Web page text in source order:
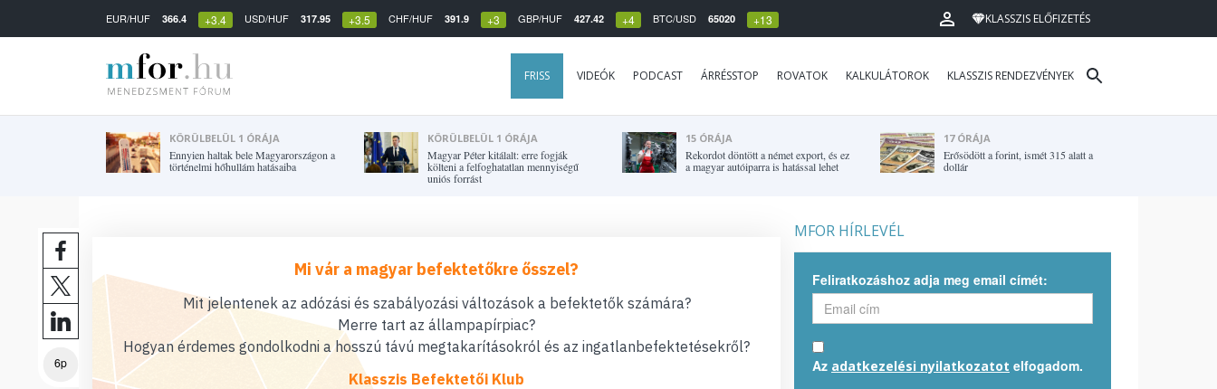
EUR/HUF 366.4 +3.4 USD/HUF 317.95 +3.5 CHF/HUF 391.9 +3 GBP/HUF 427.42 +4 BTC/USD 65020 +13 KLASSZIS ELŐFIZETÉS
FRISS VIDEÓK PODCAST ÁRRÉSSTOP ROVATOK KALKULÁTOROK KLASSZIS RENDEZVÉNYEK
KÖRÜLBELÜL 1 ÓRÁJA
Ennyien haltak bele Magyarországon a
történelmi hőhullám hatásaiba
KÖRÜLBELÜL 1 ÓRÁJA
Magyar Péter kitálalt: erre fogják
költeni a felfoghatatlan mennyiségű
uniós forrást
15 ÓRÁJA
Rekordot döntött a német export, és ez
a magyar autóiparra is hatással lehet
17 ÓRÁJA
Erősödött a forint, ismét 315 alatt a
dollár
6p
Mi vár a magyar befektetőkre ősszel?
Mit jelentenek az adózási és szabályozási változások a befektetők számára?
Merre tart az állampapírpiac?
Hogyan érdemes gondolkodni a hosszú távú megtakarításokról és az ingatlanbefektetésekről?
Klasszis Befektetői Klub
MFOR HÍRLEVÉL
Feliratkozáshoz adja meg email címét:
Az adatkezelési nyilatkozatot elfogadom.